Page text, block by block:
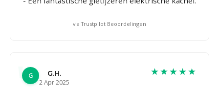
via Trustpilot Beoordelingen
G
G.H.
2 Apr 2025
★★★★★